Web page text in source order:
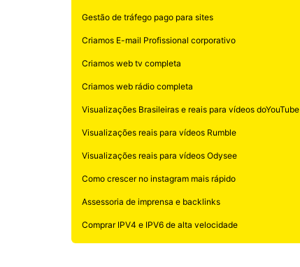
Gestão de tráfego pago para sites
Criamos E-mail Profissional corporativo
Criamos web tv completa
Criamos web rádio completa
Visualizações Brasileiras e reais para vídeos doYouTube
Visualizações reais para vídeos Rumble
Visualizações reais para vídeos Odysee
Como crescer no instagram mais rápido
Assessoria de imprensa e backlinks
Comprar IPV4 e IPV6 de alta velocidade